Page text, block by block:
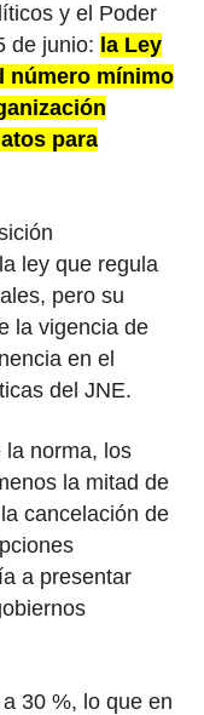
y el Poder
de junio: la Ley
número mínimo
para
ley que regula
pero su
la vigencia de
en el
del JNE.
la norma, los
la mitad de
cancelación de
a presentar
30 %, lo que en